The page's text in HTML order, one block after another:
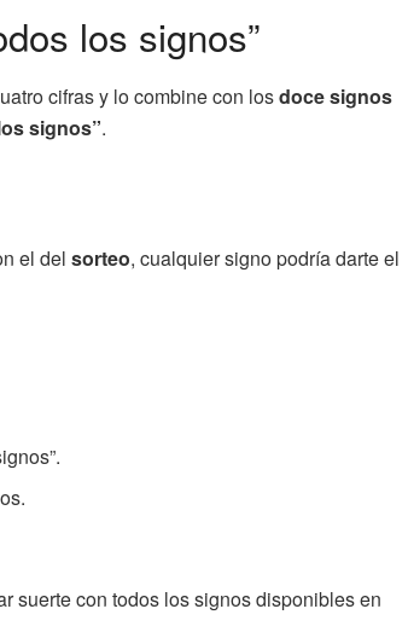
los signos”
cifras y lo combine con losdoce signos
signos”.
el delsorteo, cualquier signo podría darte el
suerte con todos los signos disponibles en